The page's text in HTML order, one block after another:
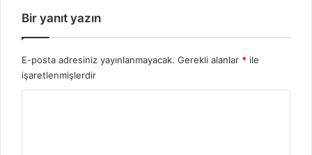
Bir yanıt yazın
E-posta adresiniz yayınlanmayacak. Gerekli alanlar * ile
işaretlenmişlerdir